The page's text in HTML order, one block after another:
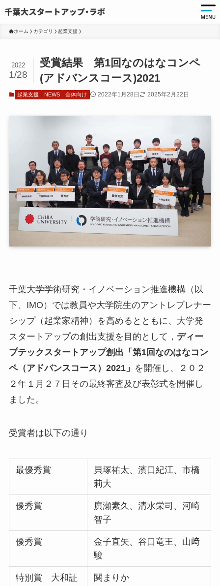
ホーム カテゴリ 起業支援
受賞結果 第1回なのはなコンペ
(アドバンスコース)2021
2022
1/28
起業支援 NEWS 全体向け 2022年1月28日 2025年2月22日
千葉大学学術研究・イノベーション推進機構（以
下、IMO）では教員や大学院生のアントレプレナー
シップ（起業家精神）を高めるとともに、大学発
スタートアップの創出支援を目的として， ディー
プテックスタートアップ創出「第1回なのはなコン
ペ（アドバンスコース）2021」 を開催し、２０２
２年１月２７日その最終審査及び表彰式を開催し
ました。
受賞者は以下の通り
最優秀賞
貝塚祐太、濱口紀江、市橋
莉大
優秀賞
廣瀬素久、清水栄司、河崎
智子
優秀賞
金子直矢、谷口竜王、山﨑
駿
特別賞 大和証
関まりか